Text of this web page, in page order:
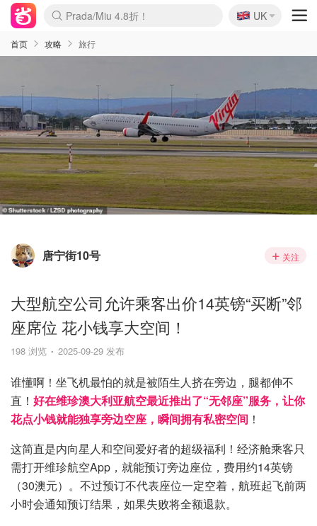
麦卢卡蜂蜜夏促！个位数！
Prada/Miu 4.8折！
啥？必胜客披萨5折！
🇬🇧
UK
首页 攻略 旅行
唐宁街10号 关注
大型航空公司允许乘客出价14英镑“买断”邻
座席位 花小钱享大空间！
198 浏览 2025-09-29 发布
谁懂啊！坐飞机最怕的就是被陌生人挤在旁边，腿都伸不
直！ 好在维珍澳大利亚航空最近推出了“无邻座”服务，让你
花点小钱就能独享旁边空座，瞬间拥有私密空间 ！
这简直是内向星人和空间爱好者的超级福利！经济舱乘客只
需打开维珍航空App，就能预订旁边座位，费用约14英镑
（30澳元）。不过预订不代表座位一定空着，航班起飞前两
小时会通知预订结果，如果失败将全额退款。